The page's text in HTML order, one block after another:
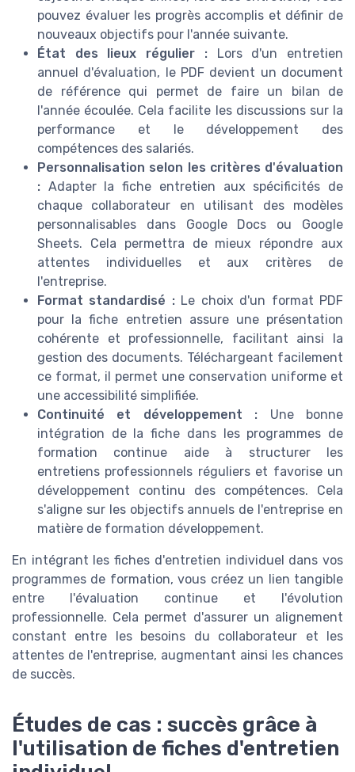
pouvez évaluer les progrès accomplis et définir de
nouveaux objectifs pour l'année suivante.
État des lieux régulier :Lors d'un entretien
annuel d'évaluation, le PDF devient un document
de référence qui permet de faire un bilan de
l'année écoulée. Cela facilite les discussions sur la
performance et le développement des
compétences des salariés.
Personnalisation selon les critères d'évaluation
: Adapter la fiche entretien aux spécificités de
chaque collaborateur en utilisant des modèles
personnalisables dans Google Docs ou Google
Sheets. Cela permettra de mieux répondre aux
attentes individuelles et aux critères de
l'entreprise.
Format standardisé :Le choix d'un format PDF
pour la fiche entretien assure une présentation
cohérente et professionnelle, facilitant ainsi la
gestion des documents. Téléchargeant facilement
ce format, il permet une conservation uniforme et
une accessibilité simplifiée.
Continuité et développement : Une bonne
intégration de la fiche dans les programmes de
formation continue aide à structurer les
entretiens professionnels réguliers et favorise un
développement continu des compétences. Cela
s'aligne sur les objectifs annuels de l'entreprise en
matière de formation développement.
En intégrant les fiches d'entretien individuel dans vos
programmes de formation, vous créez un lien tangible
entre l'évaluation continue et l'évolution
professionnelle. Cela permet d'assurer un alignement
constant entre les besoins du collaborateur et les
attentes de l'entreprise, augmentant ainsi les chances
de succès.
Études de cas : succès grâce à
l'utilisation de fiches d'entretien